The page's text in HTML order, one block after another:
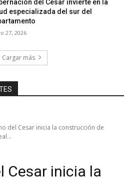
del Cesar invierte en la
especializada del sur del
27, 2026
Cargar más